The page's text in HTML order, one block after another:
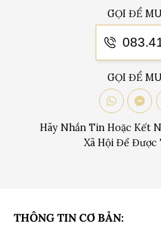
GỌI ĐỂ
GỌI ĐỂ
Hãy Nhắn Tin Hoặc Kết
Xã Hội Để Được
THÔNG TIN CƠ BẢN: